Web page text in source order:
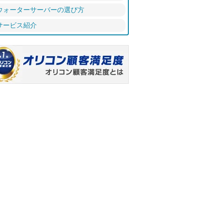
ォーターサーバーの選び方
ービス紹介